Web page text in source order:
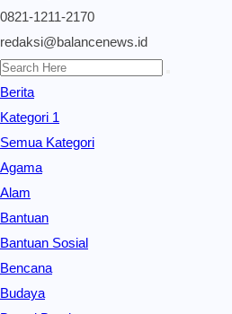
0821-1211-2170
redaksi@balancenews.id
Berita
Kategori 1
Semua Kategori
Agama
Alam
Bantuan
Bantuan Sosial
Bencana
Budaya